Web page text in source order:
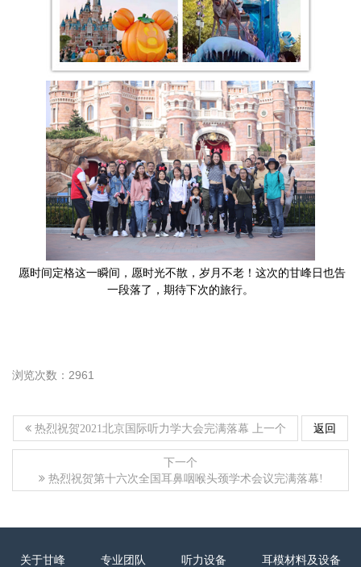
愿时间定格这一瞬间，愿时光不散，岁月不老！这次的甘峰日也告
一段落了，期待下次的旅行。
浏览次数：2961
热烈祝贺2021北京国际听力学大会完满落幕 上一个 返回
下一个
热烈祝贺第十六次全国耳鼻咽喉头颈学术会议完满落幕!
关于甘峰 专业团队 听力设备 耳模材料及设备